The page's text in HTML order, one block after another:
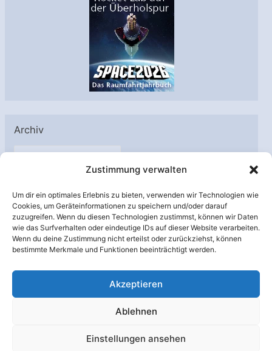
Zustimmung verwalten
Um dir ein optimales Erlebnis zu bieten, verwenden wir Technologien wie
Cookies, um Geräteinformationen zu speichern und/oder darauf
zuzugreifen. Wenn du diesen Technologien zustimmst, können wir Daten
wie das Surfverhalten oder eindeutige IDs auf dieser Website verarbeiten.
Wenn du deine Zustimmung nicht erteilst oder zurückziehst, können
bestimmte Merkmale und Funktionen beeinträchtigt werden.
Akzeptieren
Ablehnen
Einstellungen ansehen
Archiv
A
h
i
v
Unterstützt von: